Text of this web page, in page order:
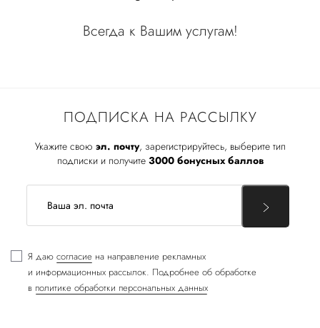
ПОДПИСКА НА РАССЫЛКУ
Укажите свою эл. почту, зарегистрируйтесь, выберите тип
подписки и получите 3000 бонусных баллов
Я даю согласие на направление рекламных
и информационных рассылок. Подробнее об обработке
в политике обработки персональных данных
Всегда к Вашим услугам!